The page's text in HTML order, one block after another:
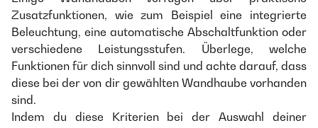
Zusatzfunktionen, wie zum Beispiel eine integrierte
Beleuchtung, eine automatische Abschaltfunktion oder
verschiedene Leistungsstufen. Überlege, welche
Funktionen für dich sinnvoll sind und achte darauf, dass
diese bei der von dir gewählten Wandhaube vorhanden
sind.
Indem du diese Kriterien bei der Auswahl deiner